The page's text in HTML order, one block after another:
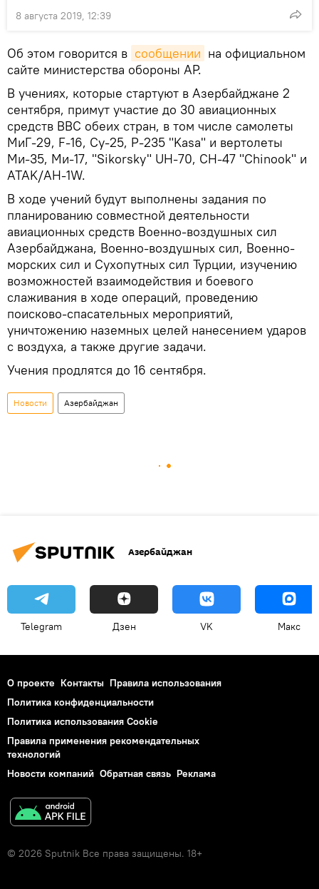
8 августа 2019, 12:39
Об этом говорится в сообщении на официальном
сайте министерства обороны АР.
В учениях, которые стартуют в Азербайджане 2
сентября, примут участие до 30 авиационных
средств ВВС обеих стран, в том числе самолеты
МиГ-29, F-16, Су-25, P-235 "Kasa" и вертолеты
Ми-35, Ми-17, "Sikorsky" UH-70, CH-47 "Chinook" и
ATAK/AH-1W.
В ходе учений будут выполнены задания по
планированию совместной деятельности
авиационных средств Военно-воздушных сил
Азербайджана, Военно-воздушных сил, Военно-
морских сил и Сухопутных сил Турции, изучению
возможностей взаимодействия и боевого
слаживания в ходе операций, проведению
поисково-спасательных мероприятий,
уничтожению наземных целей нанесением ударов
с воздуха, а также другие задачи.
Учения продлятся до 16 сентября.
Новости Азербайджан
Азербайджан
Telegram Дзен VK Макс
О проекте Контакты Правила использования
Политика конфиденциальности
Политика использования Cookie
Правила применения рекомендательных
технологий
Новости компаний Обратная связь Реклама
© 2026 Sputnik Все права защищены. 18+